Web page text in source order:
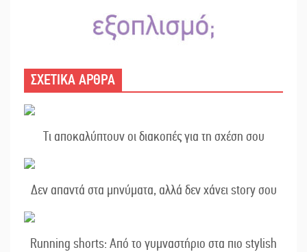
ΣΧΕΤΙΚΑ ΑΡΘΡΑ
Τι αποκαλύπτουν οι διακοπές για τη σχέση σου
Δεν απαντά στα μηνύματα, αλλά δεν χάνει story σου
Running shorts: Από το γυμναστήριο στα πιο stylish